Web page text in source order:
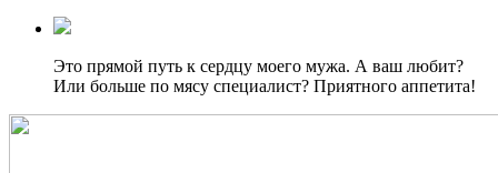
Это прямой путь к сердцу моего мужа. А ваш любит?
Или больше по мясу специалист? Приятного аппетита!